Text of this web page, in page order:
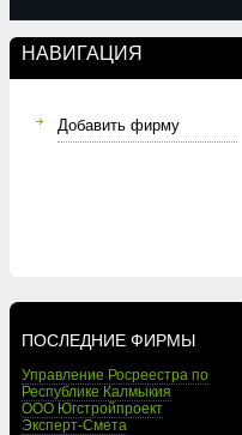
НАВИГАЦИЯ
Добавить фирму
ПОСЛЕДНИЕ ФИРМЫ
Управление Росреестра по
Республике Калмыкия
ООО Югстройпроект
Эксперт-Смета